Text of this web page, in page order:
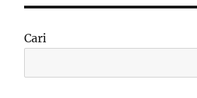
Cari